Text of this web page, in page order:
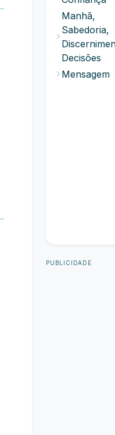
Manhã,
Sabedoria,
Decisões
Mensagem
PUBLICIDADE